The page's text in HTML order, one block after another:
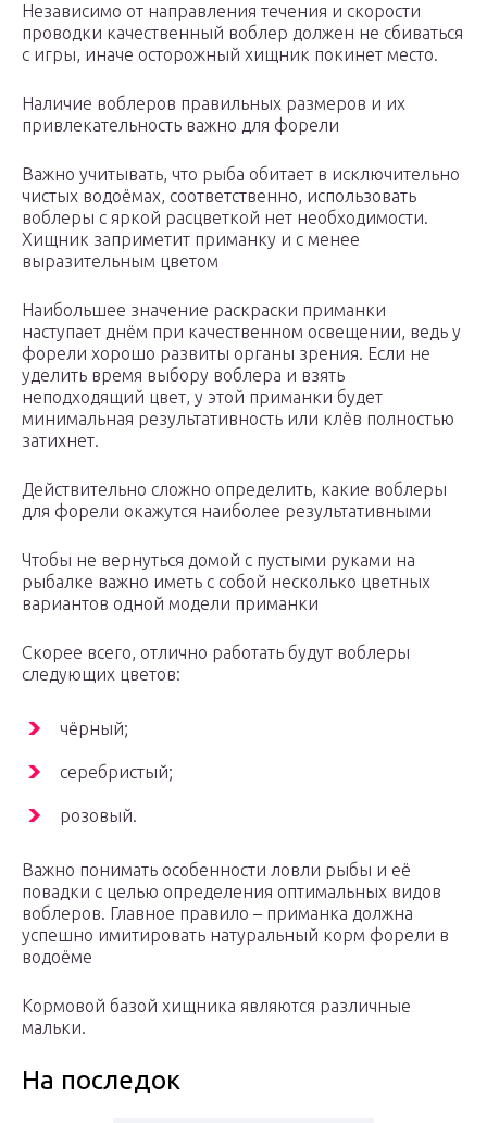
Независимо от направления течения и скорости
проводки качественный воблер должен не сбиваться
с игры, иначе осторожный хищник покинет место.
Наличие воблеров правильных размеров и их
привлекательность важно для форели
Важно учитывать, что рыба обитает в исключительно
чистых водоёмах, соответственно, использовать
воблеры с яркой расцветкой нет необходимости.
Хищник заприметит приманку и с менее
выразительным цветом
Наибольшее значение раскраски приманки
наступает днём при качественном освещении, ведь у
форели хорошо развиты органы зрения. Если не
уделить время выбору воблера и взять
неподходящий цвет, у этой приманки будет
минимальная результативность или клёв полностью
затихнет.
Действительно сложно определить, какие воблеры
для форели окажутся наиболее результативными
Чтобы не вернуться домой с пустыми руками на
рыбалке важно иметь с собой несколько цветных
вариантов одной модели приманки
Скорее всего, отлично работать будут воблеры
следующих цветов:
чёрный;
серебристый;
розовый.
Важно понимать особенности ловли рыбы и её
повадки с целью определения оптимальных видов
воблеров. Главное правило – приманка должна
успешно имитировать натуральный корм форели в
водоёме
Кормовой базой хищника являются различные
мальки.
На последок